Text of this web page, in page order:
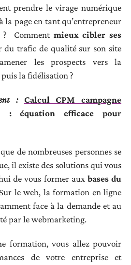
prendre le virage numérique
la page en tant qu’entrepreneur
? Comment mieux cibler ses
du trafic de qualité sur son site
les prospects vers la
la fidélisation ?
:
Calcul CPM campagne
: équation efficace pour
de nombreuses personnes se
il existe des solutions qui vous
de vous former aux bases du
le web, la formation en ligne
face à la demande et au
par le webmarketing.
formation, vous allez pouvoir
de votre entreprise et